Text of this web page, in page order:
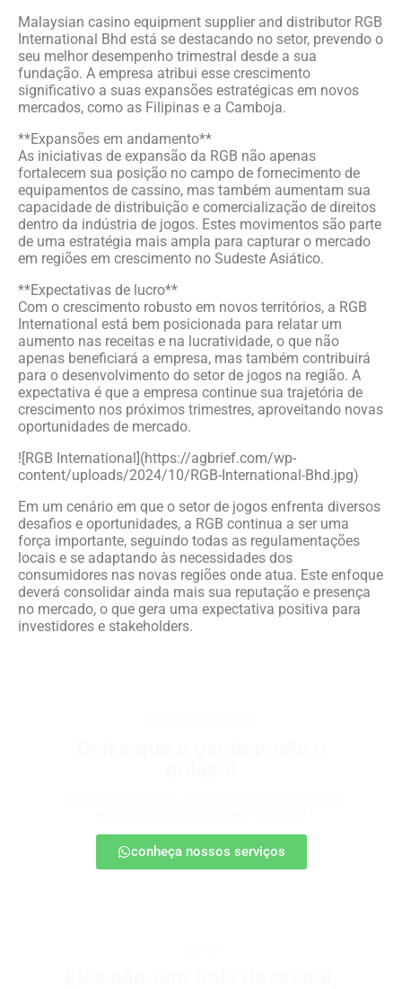
Malaysian casino equipment supplier and distributor RGB
International Bhd está se destacando no setor, prevendo o
seu melhor desempenho trimestral desde a sua
fundação. A empresa atribui esse crescimento
significativo a suas expansões estratégicas em novos
mercados, como as Filipinas e a Camboja.
**Expansões em andamento**
As iniciativas de expansão da RGB não apenas
fortalecem sua posição no campo de fornecimento de
equipamentos de cassino, mas também aumentam sua
capacidade de distribuição e comercialização de direitos
dentro da indústria de jogos. Estes movimentos são parte
de uma estratégia mais ampla para capturar o mercado
em regiões em crescimento no Sudeste Asiático.
**Expectativas de lucro**
Com o crescimento robusto em novos territórios, a RGB
International está bem posicionada para relatar um
aumento nas receitas e na lucratividade, o que não
apenas beneficiará a empresa, mas também contribuirá
para o desenvolvimento do setor de jogos na região. A
expectativa é que a empresa continue sua trajetória de
crescimento nos próximos trimestres, aproveitando novas
oportunidades de mercado.
![RGB International](https://agbrief.com/wp-
content/uploads/2024/10/RGB-International-Bhd.jpg)
Em um cenário em que o setor de jogos enfrenta diversos
desafios e oportunidades, a RGB continua a ser uma
força importante, seguindo todas as regulamentações
locais e se adaptando às necessidades dos
consumidores nas novas regiões onde atua. Este enfoque
deverá consolidar ainda mais sua reputação e presença
no mercado, o que gera uma expectativa positiva para
investidores e stakeholders.
conheça nossos serviços